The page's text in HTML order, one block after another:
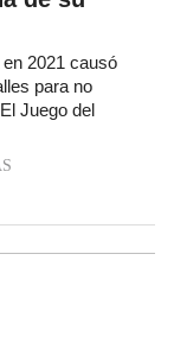
2021 causó
para no
Juego del